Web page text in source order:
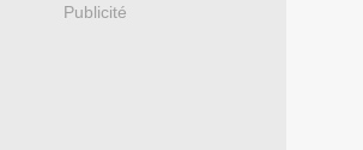
Publicité